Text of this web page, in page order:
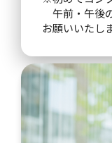
午前・午後
お願いいたし